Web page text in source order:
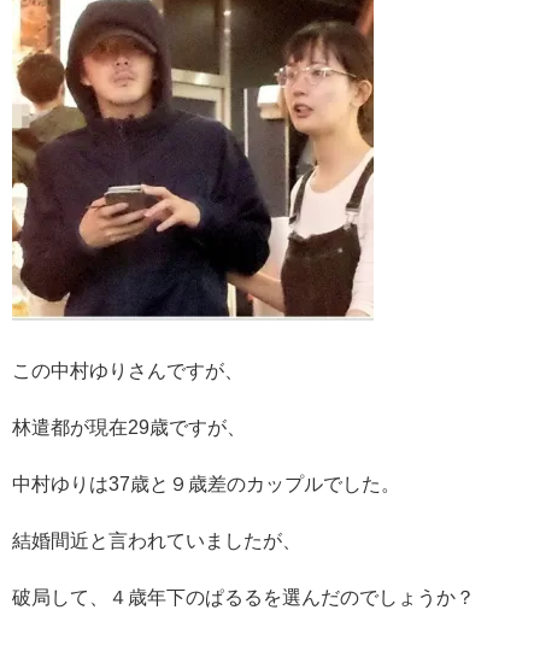
この中村ゆりさんですが、
林遣都が現在29歳ですが、
中村ゆりは37歳と９歳差のカップルでした。
結婚間近と言われていましたが、
破局して、４歳年下のぱるるを選んだのでしょうか？